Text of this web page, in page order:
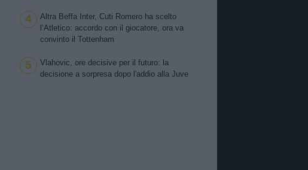
4
Altra Beffa Inter, Cuti Romero ha scelto
l’Atletico: accordo con il giocatore, ora va
convinto il Tottenham
5
Vlahovic, ore decisive per il futuro: la
decisione a sorpresa dopo l'addio alla Juve